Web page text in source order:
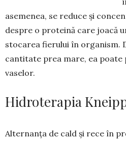
aseme­nea, se reduce și
despre o proteină care joacă
stocarea fierului în organism.
cantitate prea mare, ea
vaselor.
Hidroterapia
Alternanța de cald și rece în